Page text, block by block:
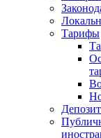
Тарифы